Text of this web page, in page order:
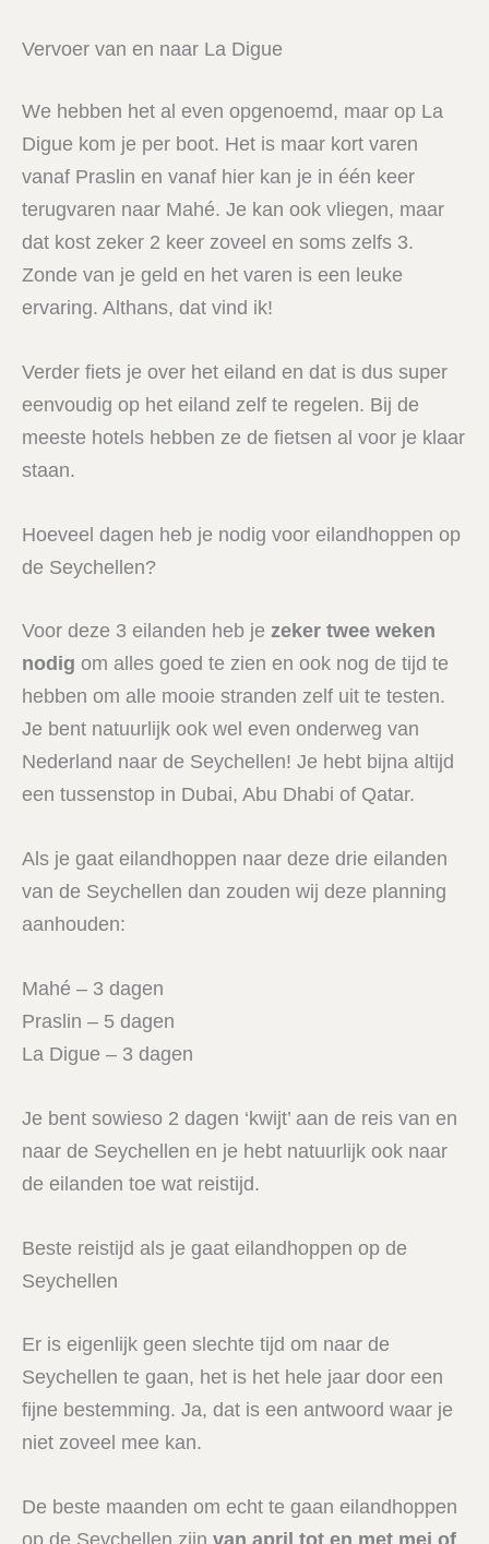
Vervoer van en naar La Digue
We hebben het al even opgenoemd, maar op La
Digue kom je per boot. Het is maar kort varen
vanaf Praslin en vanaf hier kan je in één keer
terugvaren naar Mahé. Je kan ook vliegen, maar
dat kost zeker 2 keer zoveel en soms zelfs 3.
Zonde van je geld en het varen is een leuke
ervaring. Althans, dat vind ik!
Verder fiets je over het eiland en dat is dus super
eenvoudig op het eiland zelf te regelen. Bij de
meeste hotels hebben ze de fietsen al voor je klaar
staan.
Hoeveel dagen heb je nodig voor eilandhoppen op
de Seychellen?
Voor deze 3 eilanden heb je zeker twee weken
nodig om alles goed te zien en ook nog de tijd te
hebben om alle mooie stranden zelf uit te testen.
Je bent natuurlijk ook wel even onderweg van
Nederland naar de Seychellen! Je hebt bijna altijd
een tussenstop in Dubai, Abu Dhabi of Qatar.
Als je gaat eilandhoppen naar deze drie eilanden
van de Seychellen dan zouden wij deze planning
aanhouden:
Mahé – 3 dagen
Praslin – 5 dagen
La Digue – 3 dagen
Je bent sowieso 2 dagen ‘kwijt’ aan de reis van en
naar de Seychellen en je hebt natuurlijk ook naar
de eilanden toe wat reistijd.
Beste reistijd als je gaat eilandhoppen op de
Seychellen
Er is eigenlijk geen slechte tijd om naar de
Seychellen te gaan, het is het hele jaar door een
fijne bestemming. Ja, dat is een antwoord waar je
niet zoveel mee kan.
De beste maanden om echt te gaan eilandhoppen
op de Seychellen zijn van april tot en met mei of